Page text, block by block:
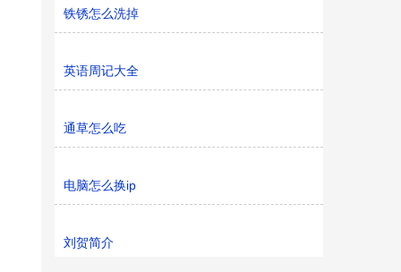
铁锈怎么洗掉
英语周记大全
通草怎么吃
电脑怎么换ip
刘贺简介